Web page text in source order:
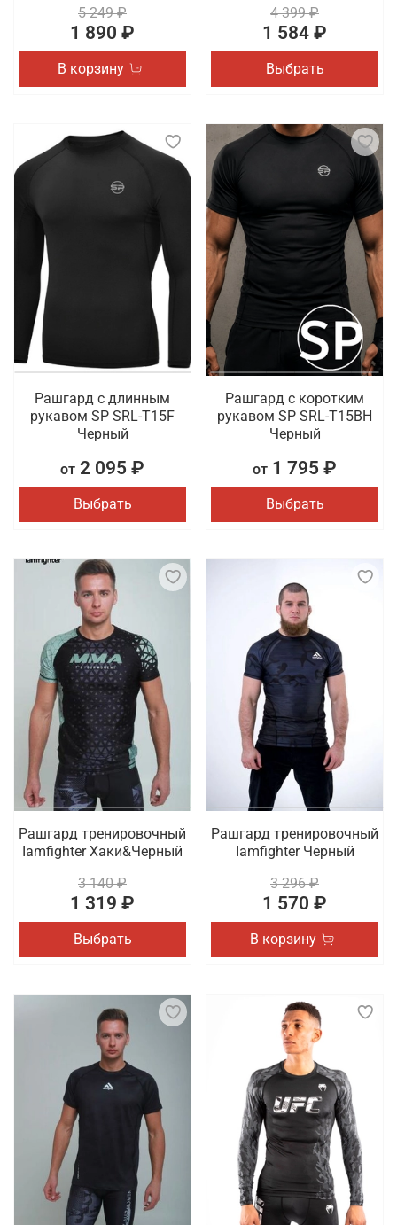
5 249 ₽
1 890 ₽
В корзину
4 399 ₽
1 584 ₽
Выбрать
Рашгард с длинным
рукавом SP SRL-T15F
Черный
от 2 095 ₽
Выбрать
Рашгард с коротким
рукавом SP SRL-T15BH
Черный
от 1 795 ₽
Выбрать
Рашгард тренировочный
Iamfighter Хаки&Черный
3 140 ₽
1 319 ₽
Выбрать
Рашгард тренировочный
Iamfighter Черный
3 296 ₽
1 570 ₽
В корзину